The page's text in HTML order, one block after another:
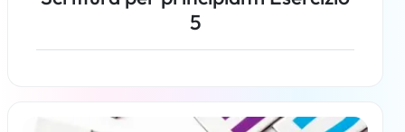
5
Per saperne di più